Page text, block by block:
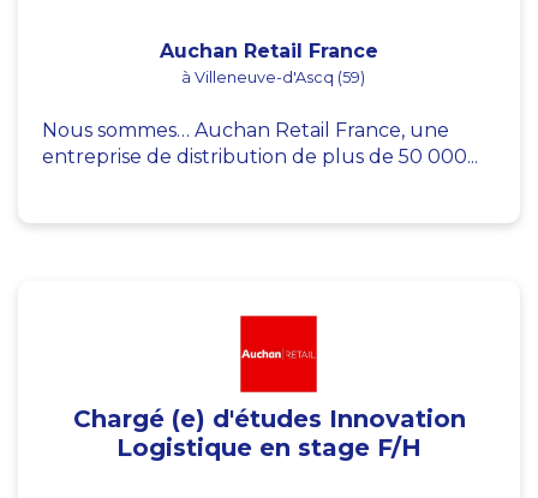
Auchan Retail France
à Villeneuve-d'Ascq (59)
Nous sommes… Auchan Retail France, une
entreprise de distribution de plus de 50 000...
Chargé (e) d'études Innovation
Logistique en stage F/H